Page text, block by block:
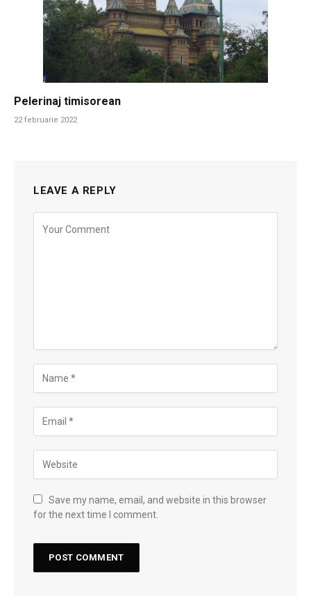
Pelerinaj timisorean
22 februarie 2022
LEAVE A REPLY
Save my name, email, and website in this browser
for the next time I comment.